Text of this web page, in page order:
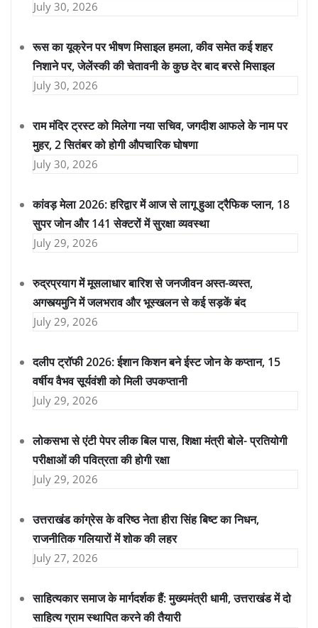
July 30, 2026
रूस का यूक्रेन पर भीषण मिसाइल हमला, कीव समेत कई शहर
निशाने पर, जेलेंस्की की चेतावनी के कुछ देर बाद बरसे मिसाइल
July 30, 2026
राम मंदिर ट्रस्ट को मिलेगा नया सचिव, जगदीश आफले के नाम पर
मुहर, 2 सितंबर को होगी औपचारिक घोषणा
July 30, 2026
कांवड़ मेला 2026: हरिद्वार में आज से लागू हुआ ट्रैफिक प्लान, 18
सुपर जोन और 141 सेक्टरों में सुरक्षा व्यवस्था
July 29, 2026
रुद्रप्रयाग में मूसलाधार बारिश से जनजीवन अस्त-व्यस्त,
अगस्त्यमुनि में जलभराव और भूस्खलन से कई सड़कें बंद
July 29, 2026
दलीप ट्रॉफी 2026: ईशान किशन बने ईस्ट जोन के कप्तान, 15
वर्षीय वैभव सूर्यवंशी को मिली उपकप्तानी
July 29, 2026
लोकसभा से एंटी पेपर लीक बिल पास, शिक्षा मंत्री बोले- प्रतियोगी
परीक्षाओं की पवित्रता की होगी रक्षा
July 29, 2026
उत्तराखंड कांग्रेस के वरिष्ठ नेता हीरा सिंह बिष्ट का निधन,
राजनीतिक गलियारों में शोक की लहर
July 27, 2026
साहित्यकार समाज के मार्गदर्शक हैं: मुख्यमंत्री धामी, उत्तराखंड में दो
साहित्य ग्राम स्थापित करने की तैयारी